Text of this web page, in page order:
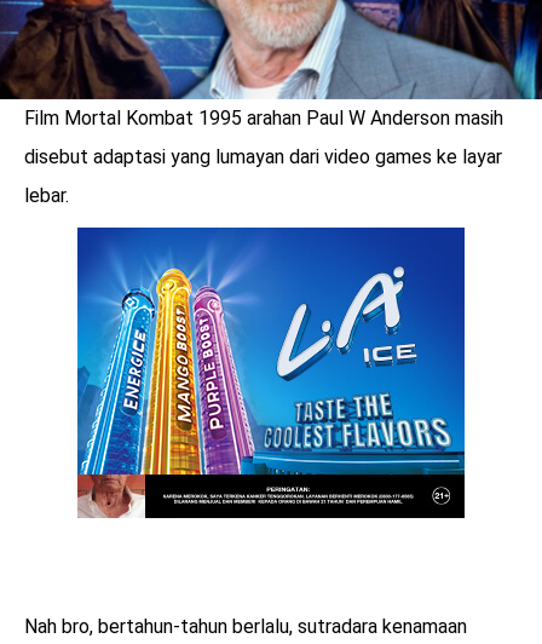
benefit
menarik
Film Mortal Kombat 1995 arahan Paul W Anderson masih
disebut adaptasi yang lumayan dari video games ke layar
lebar.
Nah bro, bertahun-tahun berlalu, sutradara kenamaan